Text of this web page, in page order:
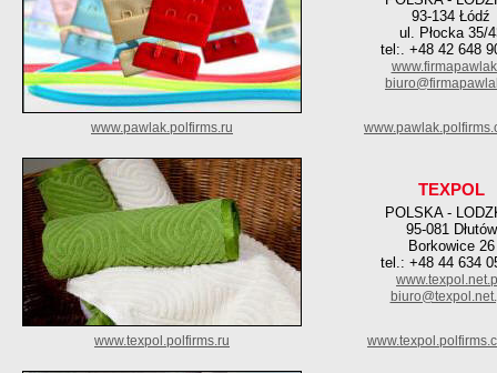
93-134 Łódź
ul. Płocka 35/
tel:. +48 42 648
www.pawlak.polfirms.ru
TEXPOL
POLSKA -
95-081 Dłutów
Borkowice 26
tel.: +48 44 634
www.texpol.polfirms.ru